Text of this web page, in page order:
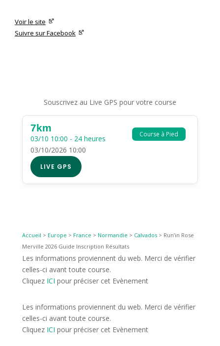
Voir le site
Suivre sur Facebook
Souscrivez au Live GPS pour votre course
Course à Pied
7km
03/10 10:00 - 24 heures
03/10/2026 10:00
LIVE GPS
Accueil > Europe > France > Normandie > Calvados> Run’in Rose
Merville 2026 Guide Inscription Résultats
Les informations proviennent du web. Merci de vérifier
celles-ci avant toute course.
Cliquez ICI pour préciser cet Evènement
Les informations proviennent du web. Merci de vérifier
celles-ci avant toute course.
Cliquez ICI pour préciser cet Evènement